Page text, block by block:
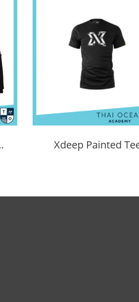
Hoodie Xdeep Painted